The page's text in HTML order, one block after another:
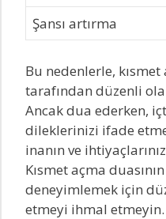
Şansı artırma
Bu nedenlerle,
tarafından düzenli
Ancak dua ederken,
dileklerinizi ifade
inanın ve
Kısmet açma
deneyimlemek için
etmeyi ihmal etmeyin.